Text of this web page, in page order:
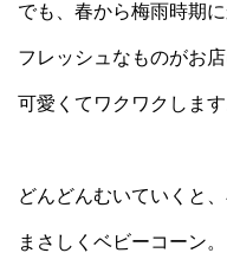
でも、春から梅雨時期
フレッシュなものがお
可愛くてワクワクします
どんどんむいていくと
まさしくベビーコーン。